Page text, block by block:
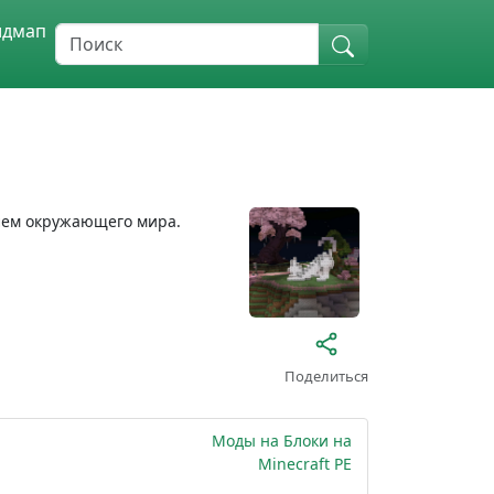
окружающего мира.
Поделиться
Моды на Блоки на
Minecraft PE